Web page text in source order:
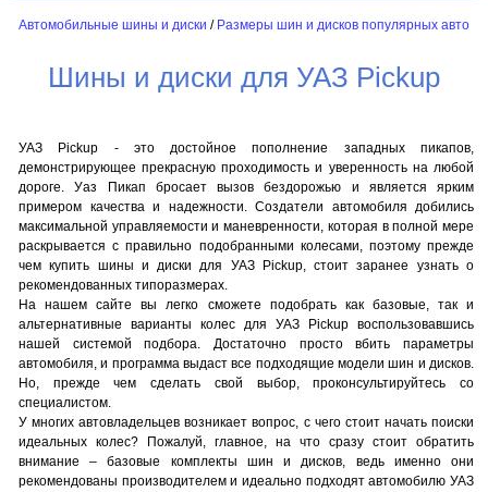
Автомобильные шины и диски / Размеры шин и дисков популярных авто
Шины и диски для УАЗ Pickup
УАЗ Pickup - это достойное пополнение западных пикапов,
демонстрирующее прекрасную проходимость и уверенность на любой
дороге. Уаз Пикап бросает вызов бездорожью и является ярким
примером качества и надежности. Создатели автомобиля добились
максимальной управляемости и маневренности, которая в полной мере
раскрывается с правильно подобранными колесами, поэтому прежде
чем купить шины и диски для УАЗ Pickup, стоит заранее узнать о
рекомендованных типоразмерах.
На нашем сайте вы легко сможете подобрать как базовые, так и
альтернативные варианты колес для УАЗ Pickup воспользовавшись
нашей системой подбора. Достаточно просто вбить параметры
автомобиля, и программа выдаст все подходящие модели шин и дисков.
Но, прежде чем сделать свой выбор, проконсультируйтесь со
специалистом.
У многих автовладельцев возникает вопрос, с чего стоит начать поиски
идеальных колес? Пожалуй, главное, на что сразу стоит обратить
внимание – базовые комплекты шин и дисков, ведь именно они
рекомендованы производителем и идеально подходят автомобилю УАЗ